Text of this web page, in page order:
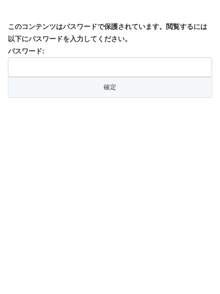
このコンテンツはパスワードで保護されています。閲覧するには
以下にパスワードを入力してください。
パスワード: